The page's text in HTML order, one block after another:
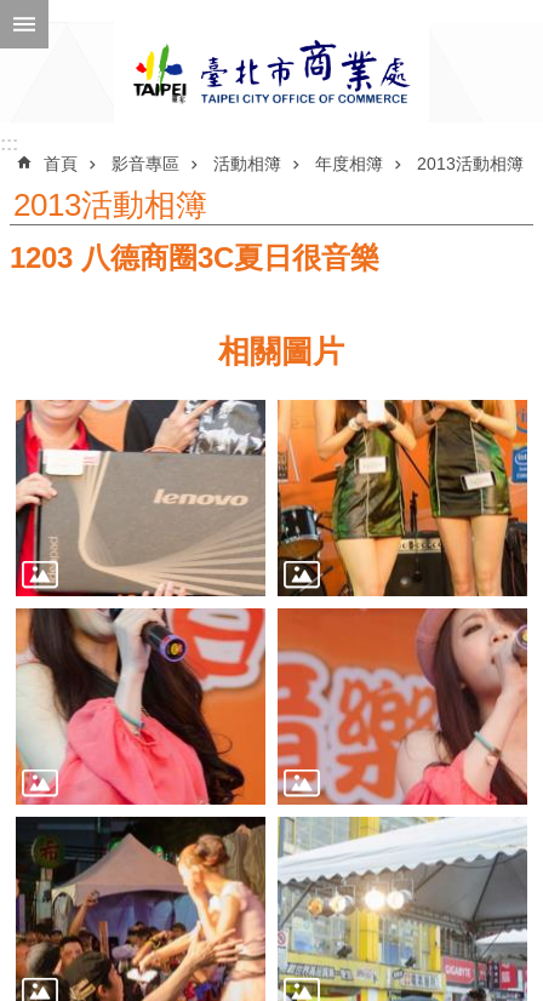
跳到主要內容區塊
公
機
關
介
紹
業
務
資
訊
服
務
公
司
及
商
業
::::::
首頁 影音專區 活動相簿 年度相簿 2013活動相簿
2013活動相簿
1203 八德商圈3C夏日很音樂
相關圖片